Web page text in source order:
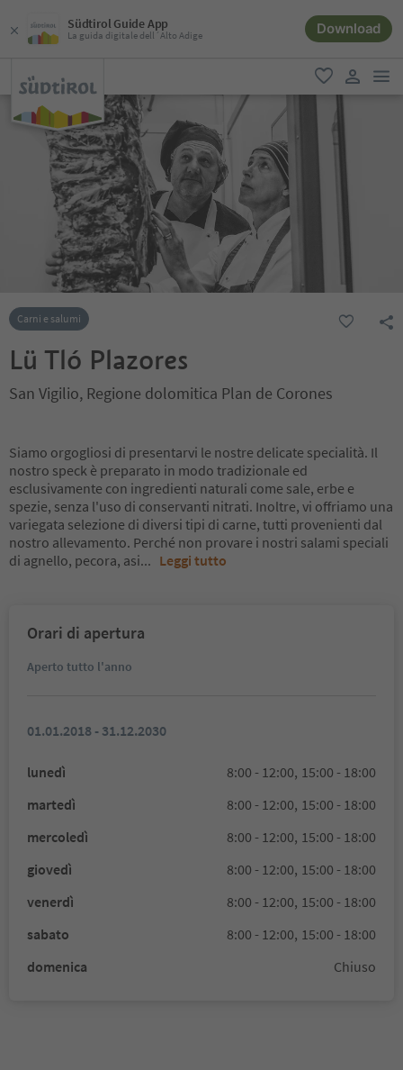
Südtirol Guide App
La guida digitale dell´Alto Adige Download
favoriti
user link
Carni e salumi
Lü Tló Plazores
San Vigilio, Regione dolomitica Plan de Corones
Siamo orgogliosi di presentarvi le nostre delicate specialità. Il
nostro speck è preparato in modo tradizionale ed
esclusivamente con ingredienti naturali come sale, erbe e
spezie, senza l'uso di conservanti nitrati. Inoltre, vi offriamo una
variegata selezione di diversi tipi di carne, tutti provenienti dal
nostro allevamento. Perché non provare i nostri salami speciali
di agnello, pecora, asi... Leggi tutto
Orari di apertura
Aperto tutto l'anno
01.01.2018 - 31.12.2030
lunedì 8:00 - 12:00, 15:00 - 18:00
martedì
8:00 - 12:00, 15:00 - 18:00
mercoledì
8:00 - 12:00, 15:00 - 18:00
giovedì
8:00 - 12:00, 15:00 - 18:00
venerdì
8:00 - 12:00, 15:00 - 18:00
sabato
8:00 - 12:00, 15:00 - 18:00
domenica
Chiuso